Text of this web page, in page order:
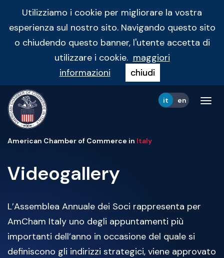
Utilizziamo i cookie per migliorare la vostra
esperienza sul nostro sito. Navigando questo sito
o chiudendo questo banner, l'utente accetta di
utilizzare i cookie. maggiori
informazioni
chiudi
it en
American Chamber of Commerce in Italy
Videogallery
L’Assemblea Annuale dei Soci rappresenta per
AmCham Italy uno degli appuntamenti più
importanti dell’anno in occasione del quale si
definiscono gli indirizzi strategici, viene approvato